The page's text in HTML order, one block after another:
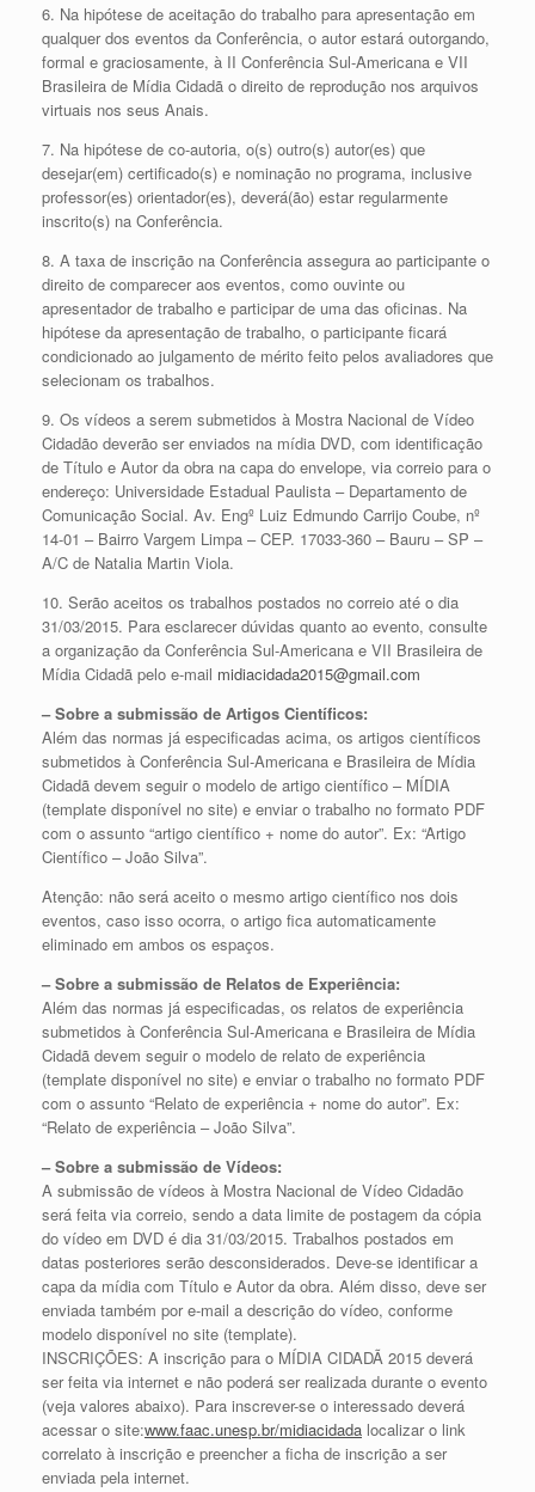
6. Na hipótese de aceitação do trabalho para apresentação em
qualquer dos eventos da Conferência, o autor estará outorgando,
formal e graciosamente, à II Conferência Sul-Americana e VII
Brasileira de Mídia Cidadã o direito de reprodução nos arquivos
virtuais nos seus Anais.
7. Na hipótese de co-autoria, o(s) outro(s) autor(es) que
desejar(em) certificado(s) e nominação no programa, inclusive
professor(es) orientador(es), deverá(ão) estar regularmente
inscrito(s) na Conferência.
8. A taxa de inscrição na Conferência assegura ao participante o
direito de comparecer aos eventos, como ouvinte ou
apresentador de trabalho e participar de uma das oficinas. Na
hipótese da apresentação de trabalho, o participante ficará
condicionado ao julgamento de mérito feito pelos avaliadores que
selecionam os trabalhos.
9. Os vídeos a serem submetidos à Mostra Nacional de Vídeo
Cidadão deverão ser enviados na mídia DVD, com identificação
de Título e Autor da obra na capa do envelope, via correio para o
endereço: Universidade Estadual Paulista – Departamento de
Comunicação Social. Av. Engº Luiz Edmundo Carrijo Coube, nº
14-01 – Bairro Vargem Limpa – CEP. 17033-360 – Bauru – SP –
A/C de Natalia Martin Viola.
10. Serão aceitos os trabalhos postados no correio até o dia
31/03/2015. Para esclarecer dúvidas quanto ao evento, consulte
a organização da Conferência Sul-Americana e VII Brasileira de
Mídia Cidadã pelo e-mail midiacidada2015@gmail.com
– Sobre a submissão de Artigos Científicos:
Além das normas já especificadas acima, os artigos científicos
submetidos à Conferência Sul-Americana e Brasileira de Mídia
Cidadã devem seguir o modelo de artigo científico – MÍDIA
(template disponível no site) e enviar o trabalho no formato PDF
com o assunto “artigo científico + nome do autor”. Ex: “Artigo
Científico – João Silva”.
Atenção: não será aceito o mesmo artigo científico nos dois
eventos, caso isso ocorra, o artigo fica automaticamente
eliminado em ambos os espaços.
– Sobre a submissão de Relatos de Experiência:
Além das normas já especificadas, os relatos de experiência
submetidos à Conferência Sul-Americana e Brasileira de Mídia
Cidadã devem seguir o modelo de relato de experiência
(template disponível no site) e enviar o trabalho no formato PDF
com o assunto “Relato de experiência + nome do autor”. Ex:
“Relato de experiência – João Silva”.
– Sobre a submissão de Vídeos:
A submissão de vídeos à Mostra Nacional de Vídeo Cidadão
será feita via correio, sendo a data limite de postagem da cópia
do vídeo em DVD é dia 31/03/2015. Trabalhos postados em
datas posteriores serão desconsiderados. Deve-se identificar a
capa da mídia com Título e Autor da obra. Além disso, deve ser
enviada também por e-mail a descrição do vídeo, conforme
modelo disponível no site (template).
INSCRIÇÕES: A inscrição para o MÍDIA CIDADÃ 2015 deverá
ser feita via internet e não poderá ser realizada durante o evento
(veja valores abaixo). Para inscrever-se o interessado deverá
acessar o site:www.faac.unesp.br/midiacidada localizar o link
correlato à inscrição e preencher a ficha de inscrição a ser
enviada pela internet.